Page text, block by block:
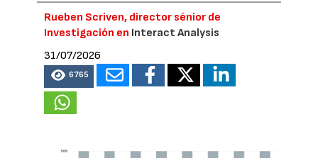
Rueben Scriven, director sénior de
Investigación en Interact Analysis
31/07/2026
6765